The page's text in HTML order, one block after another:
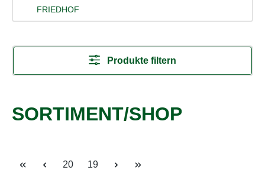
FRIEDHOF
Produkte filtern
SORTIMENT/SHOP
Seite
20 Seite
19